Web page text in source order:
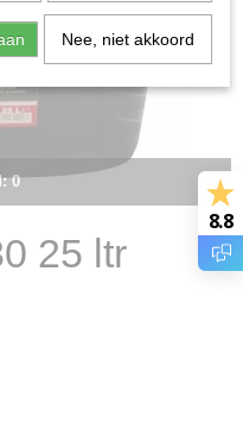
0
25 ltr
8.8
Nee, niet akkoord